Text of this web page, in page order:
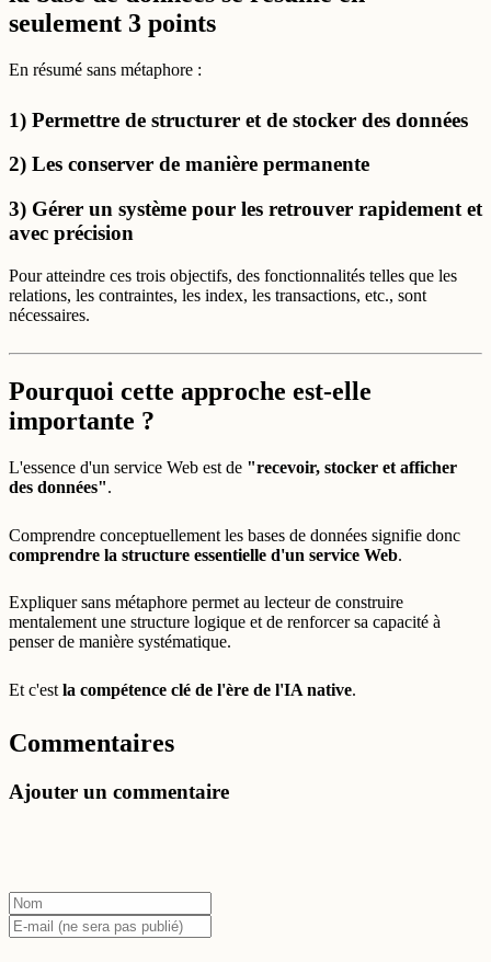
seulement 3 points
En résumé sans métaphore :
1) Permettre de structurer et de stocker des données
2) Les conserver de manière permanente
3) Gérer un système pour les retrouver rapidement et
avec précision
Pour atteindre ces trois objectifs, des fonctionnalités telles que les
relations, les contraintes, les index, les transactions, etc., sont
nécessaires.
Pourquoi cette approche est-elle
importante ?
L'essence d'un service Web est de "recevoir, stocker et afficher
des données".
Comprendre conceptuellement les bases de données signifie donc
comprendre la structure essentielle d'un service Web.
Expliquer sans métaphore permet au lecteur de construire
mentalement une structure logique et de renforcer sa capacité à
penser de manière systématique.
Et c'est la compétence clé de l'ère de l'IA native.
Commentaires
Ajouter un commentaire